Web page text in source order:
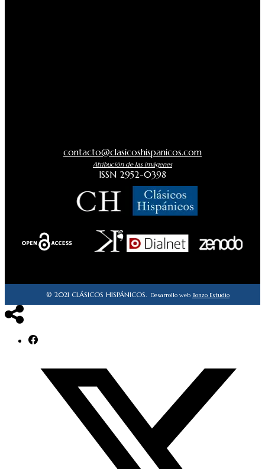
contacto@clasicoshispanicos.com
Atribución de las imágenes
ISSN 2952-0398
© 2021 CLÁSICOS HISPÁNICOS. Desarrollo web Bonzo Estudio